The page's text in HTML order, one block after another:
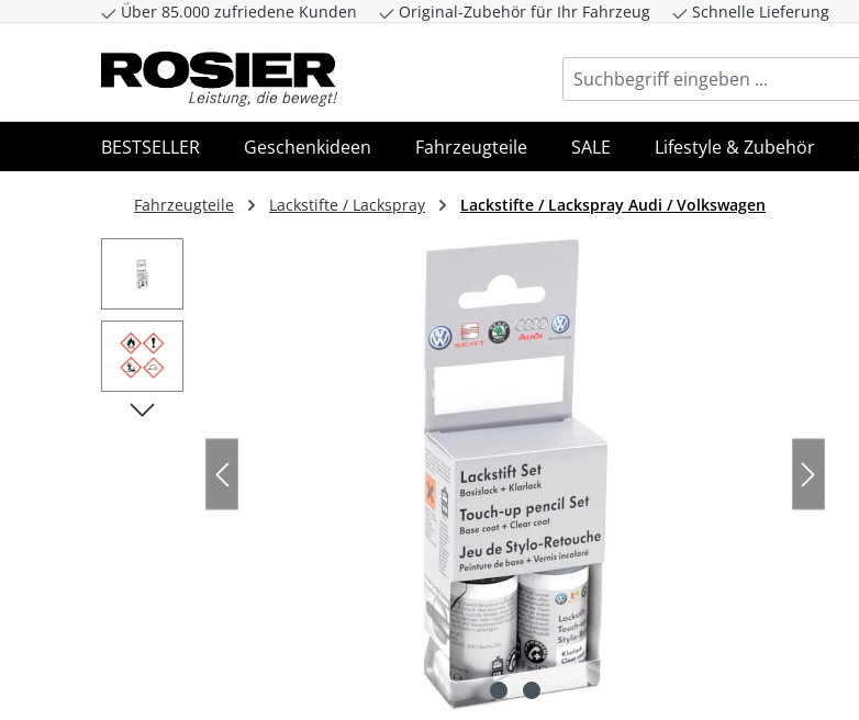
Zum Hauptinhalt springen Zur Suche springen Zur Hauptnavigation springen
Über 85.000 zufriedene Kunden Original-Zubehör für Ihr Fahrzeug Schnelle Lieferung
BESTSELLER Geschenkideen Fahrzeugteile SALE Lifestyle & Zubehör
Fahrzeugteile Lackstifte / Lackspray Lackstifte / Lackspray Audi / Volkswagen